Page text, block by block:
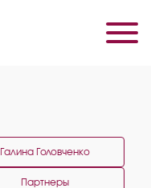
Галина Головченко
Партнеры